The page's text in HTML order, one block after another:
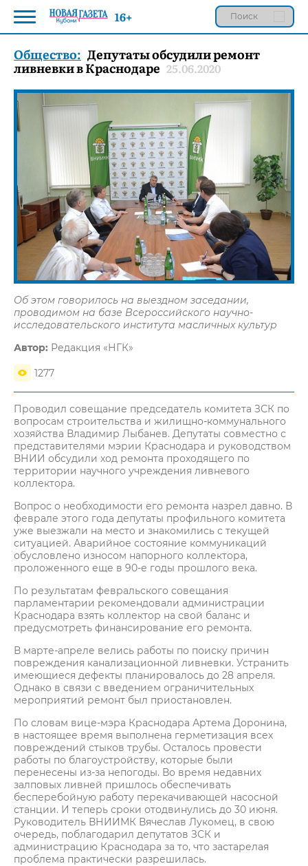
Общество: Депутаты обсудили ремонт
ливневки в Краснодаре 25.06.2020
Об этом говорилось на выездном заседании,
проводимом на базе Всероссийского научно-
исследовательского института масличных культур
Автор: Редакция «НГК»
1277
Проводил совещание председатель комитета ЗСК по
вопросам строительства и жилищно-коммунального
хозяйства Владимир Лыбанев. Депутаты совместно с
представителями мэрии Краснодара и руководством
ВНИИ обсудили ход ремонта проходящего по
территории научного учреждения ливневого
коллектора.
Вопрос о необходимости его ремонта назрел давно. В
феврале этого года депутаты профильного комитета
уже выезжали на место и знакомились с текущей
ситуацией. Аварийное состояние коммуникаций
обусловлено износом напорного коллектора,
проложенного еще в 90-е годы прошлого века.
По результатам февральского совещания
парламентарии рекомендовали администрации
Краснодара взять коллектор на свой баланс и
предусмотреть финансирование его ремонта.
В марте-апреле велись работы по поиску причин
повреждения канализационной ливневки. Устранить
имеющиеся дефекты планировалось до 28 апреля.
Однако в связи с введением ограничительных
мероприятий ремонт был приостановлен.
По словам вице-мэра Краснодара Артема Доронина,
в настоящее время выполнена герметизация всех
повреждений стыков трубы. Осталось провести
работы по благоустройству, которые были
перенесены из-за непогоды. Во время недавних
залповых ливней пришлось обеспечивать
бесперебойную работу перекачивающей насосной
станции. И теперь сроки отодвинулись до 30 июня.
Руководитель ВНИИМК Вячеслав Лукомец, в свою
очередь, поблагодарил депутатов ЗСК и
администрацию Краснодара за то, что застарелая
проблема практически разрешилась.
16+